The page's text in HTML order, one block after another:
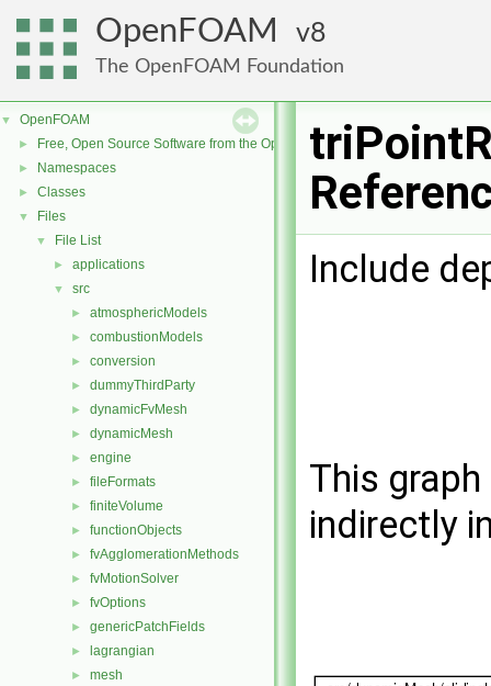
OpenFOAM 8
The OpenFOAM Foundation
▼ OpenFOAM
► Free, Open Source Software from the OpenFOAM Foundation
► Namespaces
► Classes
▼ Files
▼ File List
► applications
▼ src
► atmosphericModels
► combustionModels
► conversion
► dummyThirdParty
► dynamicFvMesh
► dynamicMesh
► engine
► fileFormats
► finiteVolume
► functionObjects
► fvAgglomerationMethods
► fvMotionSolver
► fvOptions
► genericPatchFields
► lagrangian
► mesh
Include
This
indirectly